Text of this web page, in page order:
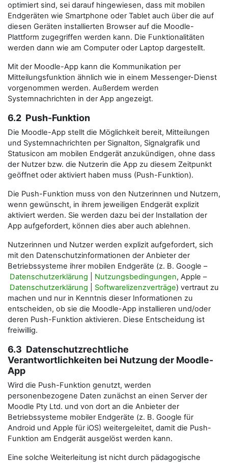
optimiert sind, sei darauf hingewiesen, dass mit mobilen
Endgeräten wie Smartphone oder Tablet auch über die auf
diesen Geräten installierten Browser auf die Moodle-
Plattform zugegriffen werden kann. Die Funktionalitäten
werden dann wie am Computer oder Laptop dargestellt.
Mit der Moodle-App kann die Kommunikation per
Mitteilungsfunktion ähnlich wie in einem Messenger-Dienst
vorgenommen werden. Außerdem werden
Systemnachrichten in der App angezeigt.
6.2 Push-Funktion
Die Moodle-App stellt die Möglichkeit bereit, Mitteilungen
und Systemnachrichten per Signalton, Signalgrafik und
Statusicon am mobilen Endgerät anzukündigen, ohne dass
der Nutzer bzw. die Nutzerin die App zu diesem Zeitpunkt
geöffnet oder aktiviert haben muss (Push-Funktion).
Die Push-Funktion muss von den Nutzerinnen und Nutzern,
wenn gewünscht, in ihrem jeweiligen Endgerät explizit
aktiviert werden. Sie werden dazu bei der Installation der
App aufgefordert, können dies aber auch ablehnen.
Nutzerinnen und Nutzer werden explizit aufgefordert, sich
mit den Datenschutzinformationen der Anbieter der
Betriebssysteme ihrer mobilen Endgeräte (z. B. Google –
Datenschutzerklärung
Nutzungsbedingungen, Apple –
Datenschutzerklärung
Softwarelizenzverträge) vertraut zu
machen und nur in Kenntnis dieser Informationen zu
entscheiden, ob sie die Moodle-App installieren und/oder
deren Push-Funktion aktivieren. Diese Entscheidung ist
freiwillig.
6.3 Datenschutzrechtliche
Verantwortlichkeiten bei Nutzung der Moodle-
App
Wird die Push-Funktion genutzt, werden
personenbezogene Daten zunächst an einen Server der
Moodle Pty Ltd. und von dort an die Anbieter der
Betriebssysteme mobiler Endgeräte (z. B. Google für
Android und Apple für iOS) weitergeleitet, damit die Push-
Funktion am Endgerät ausgelöst werden kann.
Eine solche Weiterleitung ist nicht durch pädagogische